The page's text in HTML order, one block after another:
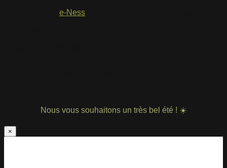
e-Ness
Nous vous souhaitons un très bel été ! ☀️
×